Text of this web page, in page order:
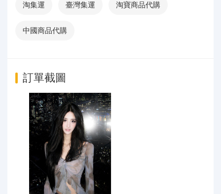
淘集運 臺灣集運 淘寶商品代購
中國商品代購
訂單截圖